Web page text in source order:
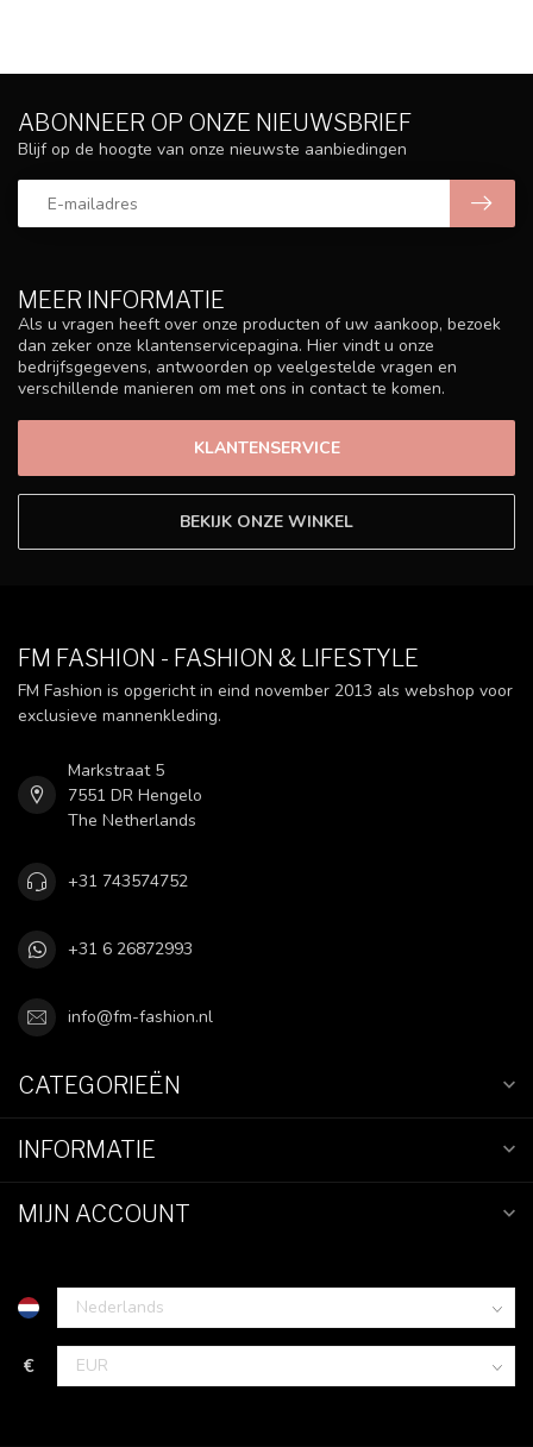
MEER INFORMATIE
Als u vragen heeft over onze producten of uw aankoop, bezoek
dan zeker onze klantenservicepagina. Hier vindt u onze
bedrijfsgegevens, antwoorden op veelgestelde vragen en
verschillende manieren om met ons in contact te komen.
KLANTENSERVICE
BEKIJK ONZE WINKEL
ABONNEER OP ONZE NIEUWSBRIEF
Blijf op de hoogte van onze nieuwste aanbiedingen
FM FASHION - FASHION & LIFESTYLE
FM Fashion is opgericht in eind november 2013 als webshop voor
exclusieve mannenkleding.
Markstraat 5
7551 DR Hengelo
The Netherlands
+31 743574752
+31 6 26872993
info@fm-fashion.nl
CATEGORIEËN
INFORMATIE
MIJN ACCOUNT
€